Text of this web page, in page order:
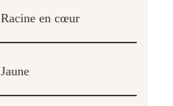
Racine en cœur
Jaune